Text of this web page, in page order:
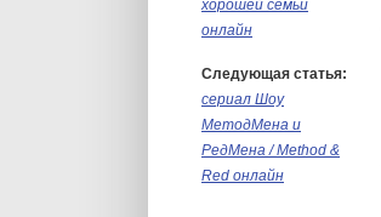
хорошей семьи
онлайн
Следующая статья:
сериал Шоу
МетодМена и
РедМена / Method &
Red онлайн